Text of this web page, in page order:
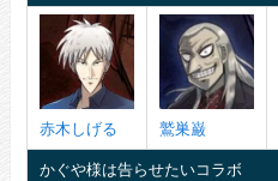
赤木しげる 鷲巣巌
かぐや様は告らせたいコラボ